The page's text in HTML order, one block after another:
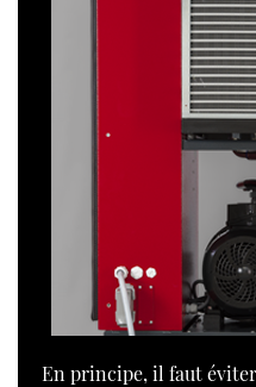
En principe, il faut